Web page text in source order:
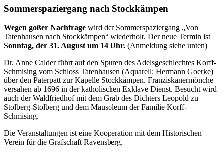
Sommerspaziergang nach Stockkämpen
Wegen goßer Nachfrage wird der Sommerspaziergang „Von
Tatenhausen nach Stockkämpen“ wiederholt. Der neue Termin ist
Sonntag, der 31. August um 14 Uhr. (Anmeldung siehe unten)
Dr. Anne Calder führt auf den Spuren des Adelsgeschlechtes Korff-
Schmising vom Schloss Tatenhausen (Aquarell: Hermann Goerke)
über den Paterpatt zur Kapelle Stockkämpen. Franziskanermönche
versahen ab 1696 in der katholischen Exklave Dienst. Besucht wird
auch der Waldfriedhof mit dem Grab des Dichters Leopold zu
Stolberg-Stolberg und dem Mausoleum der Familie Korff-
Schmising.
Die Veranstaltungen ist eine Kooperation mit dem Historischen
Verein für die Grafschaft Ravensberg.